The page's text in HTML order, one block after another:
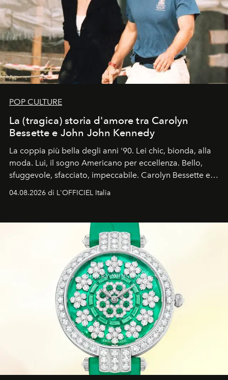
POP CULTURE
La (tragica) storia d'amore tra Carolyn
Bessette e John John Kennedy
La coppia più bella degli anni '90. Lei chic, bionda, alla
moda. Lui, il sogno Americano per eccellenza. Bello,
sfuggevole, sfacciato, impeccabile. Carolyn Bessette e
John John Kennedy sono i protagonisti della storia
04.08.2026 di L'OFFICIEL Italia